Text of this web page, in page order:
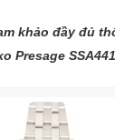
khảo đầy đủ
Presage